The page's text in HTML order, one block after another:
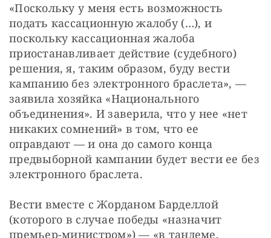
«Поскольку у меня есть возможность
подать кассационную жалобу (…), и
поскольку кассационная жалоба
приостанавливает действие (судебного)
решения, я, таким образом, буду вести
кампанию без электронного браслета», —
заявила хозяйка «Национального
объединения». И заверила, что у нее «нет
никаких сомнений» в том, что ее
оправдают — и она до самого конца
предвыборной кампании будет вести ее без
электронного браслета.
Вести вместе с Жорданом Барделлой
(которого в случае победы «назначит
премьер-министром») — «в тандеме,